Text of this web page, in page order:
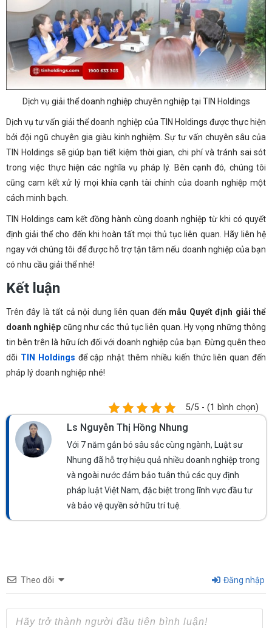
Dịch vụ giải thể doanh nghiệp chuyên nghiệp tại TIN Holdings
Dịch vụ tư vấn giải thể doanh nghiệp của TIN Holdings được thực hiện
bởi đội ngũ chuyên gia giàu kinh nghiệm. Sự tư vấn chuyên sâu của
TIN Holdings sẽ giúp bạn tiết kiệm thời gian, chi phí và tránh sai sót
trong việc thực hiện các nghĩa vụ pháp lý. Bên cạnh đó, chúng tôi
cũng cam kết xử lý mọi khía cạnh tài chính của doanh nghiệp một
cách minh bạch.
TIN Holdings cam kết đồng hành cùng doanh nghiệp từ khi có quyết
định giải thể cho đến khi hoàn tất mọi thủ tục liên quan. Hãy liên hệ
ngay với chúng tôi để được hỗ trợ tận tâm nếu doanh nghiệp của bạn
có nhu cầu giải thể nhé!
Kết luận
Trên đây là tất cả nội dung liên quan đến mẫu Quyết định giải thể
doanh nghiệp cũng như các thủ tục liên quan. Hy vọng những thông
tin bên trên là hữu ích đối với doanh nghiệp của bạn. Đừng quên theo
dõi TIN Holdings để cập nhật thêm nhiều kiến thức liên quan đến
pháp lý doanh nghiệp nhé!
5/5 - (1 bình chọn)
Ls Nguyễn Thị Hồng Nhung
Với 7 năm gắn bó sâu sắc cùng ngành, Luật sư
Nhung đã hỗ trợ hiệu quả nhiều doanh nghiệp trong
và ngoài nước đảm bảo tuân thủ các quy định
pháp luật Việt Nam, đặc biệt trong lĩnh vực đầu tư
và bảo vệ quyền sở hữu trí tuệ.
Theo dõi Đăng nhập